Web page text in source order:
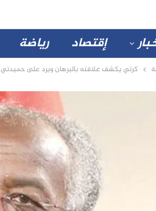
إقتصاد رياضة
كرتي يكشف علاقته بالبرهان ويرد على حميدتي